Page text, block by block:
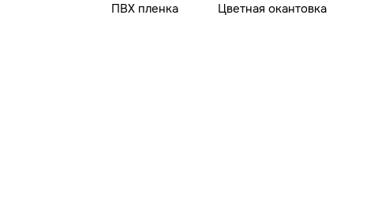
ПВХ пленка Цветная окантовка